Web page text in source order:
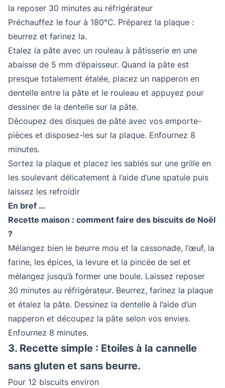
la reposer 30 minutes au réfrigérateur
Préchauffez le four à 180°C. Préparez la plaque :
beurrez et farinez la.
Etalez la pâte avec un rouleau à pâtisserie en une
abaisse de 5 mm d’épaisseur. Quand la pâte est
presque totalement étalée, placez un napperon en
dentelle entre la pâte et le rouleau et appuyez pour
dessiner de la dentelle sur la pâte.
Découpez des disques de pâte avec vos emporte-
pièces et disposez-les sur la plaque. Enfournez 8
minutes.
Sortez la plaque et placez les sablés sur une grille en
les soulevant délicatement à l’aide d’une spatule puis
laissez les refroidir
En bref …
Recette maison : comment faire des biscuits de Noël
?
Mélangez bien le beurre mou et la cassonade, l’œuf, la
farine, les épices, la levure et la pincée de sel et
mélangez jusqu’à former une boule. Laissez reposer
30 minutes au réfrigérateur. Beurrez, farinez la plaque
et étalez la pâte. Dessinez la dentelle à l’aide d’un
napperon et découpez la pâte selon vos envies.
Enfournez 8 minutes.
3. Recette simple : Etoiles à la cannelle
sans gluten et sans beurre.
Pour 12 biscuits environ